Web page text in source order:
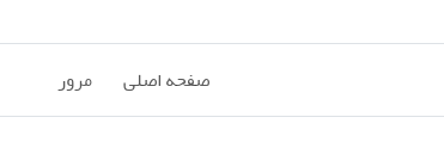
صفحه اصلی مرور